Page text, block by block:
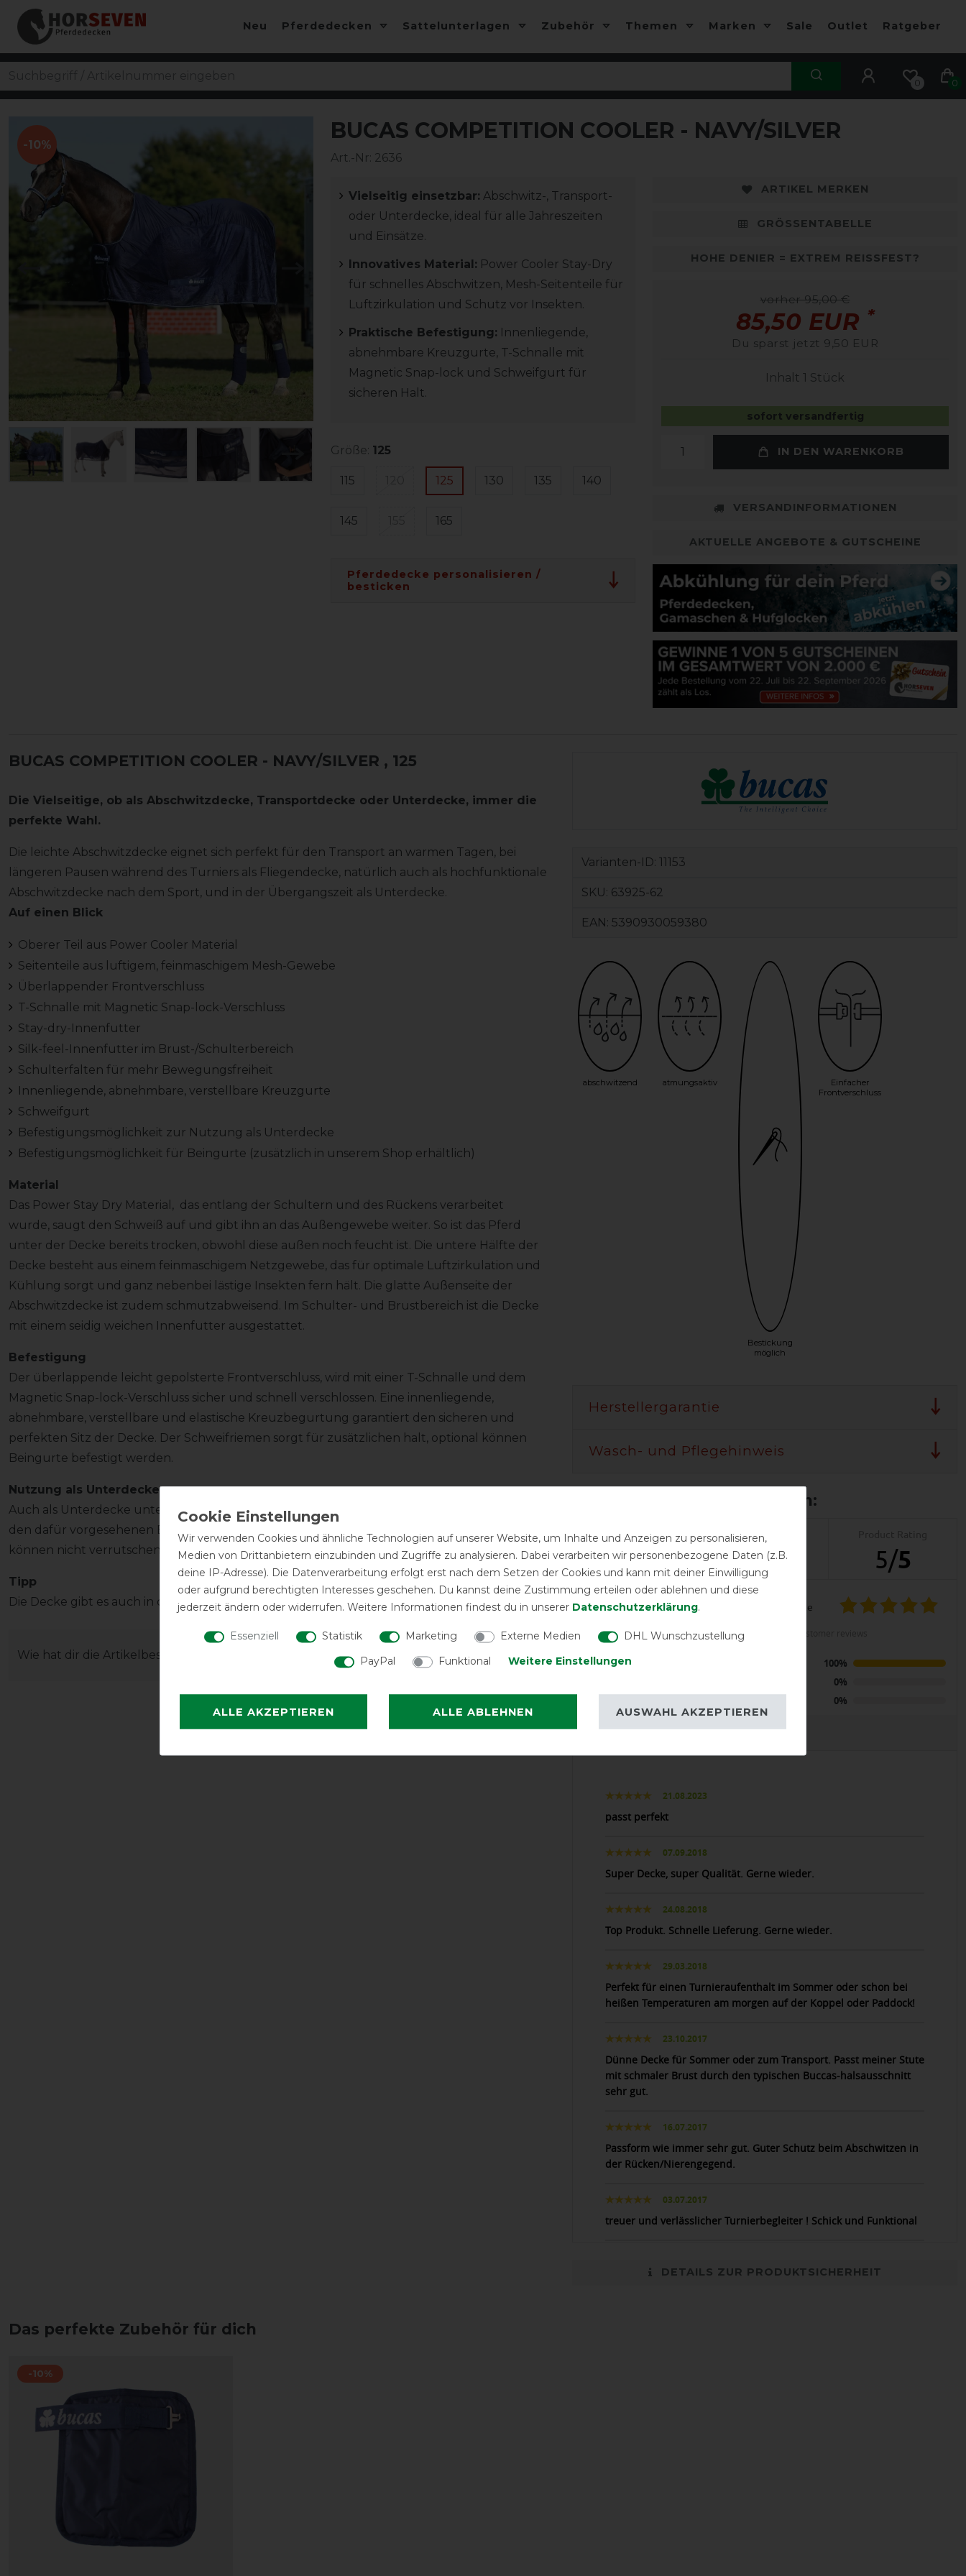
Neu Pferdedecken Sattelunterlagen Zubehör Themen Marken Sale Outlet Ratgeber
0 0
-10%
BUCAS COMPETITION COOLER - NAVY/SILVER
Art.-Nr: 2636
Vielseitig einsetzbar: Abschwitz-, Transport-
oder Unterdecke, ideal für alle Jahreszeiten
und Einsätze.
Innovatives Material: Power Cooler Stay-Dry
für schnelles Abschwitzen, Mesh-Seitenteile für
Luftzirkulation und Schutz vor Insekten.
Praktische Befestigung: Innenliegende,
abnehmbare Kreuzgurte, T-Schnalle mit
Magnetic Snap-lock und Schweifgurt für
sicheren Halt.
Größe: 125
115 125 130 135 140
145 165
Pferdedecke personalisieren /
besticken
ARTIKEL MERKEN
GRÖSSENTABELLE
HOHE DENIER = EXTREM REISSFEST?
vorher 95,00 €
85,50 EUR *
Du sparst jetzt 9,50 EUR
Inhalt 1 Stück
sofort versandfertig
IN DEN WARENKORB
VERSANDINFORMATIONEN
AKTUELLE ANGEBOTE & GUTSCHEINE
BUCAS COMPETITION COOLER - NAVY/SILVER , 125
Die Vielseitige, ob als Abschwitzdecke, Transportdecke oder Unterdecke, immer die
perfekte Wahl.
Die leichte Abschwitzdecke eignet sich perfekt für den Transport an warmen Tagen, bei
längeren Pausen während des Turniers als Fliegendecke, natürlich auch als hochfunktionale
Abschwitzdecke nach dem Sport, und in der Übergangszeit als Unterdecke.
Auf einen Blick
Oberer Teil aus Power Cooler Material
Seitenteile aus luftigem, feinmaschigem Mesh-Gewebe
Überlappender Frontverschluss
T-Schnalle mit Magnetic Snap-lock-Verschluss
Stay-dry-Innenfutter
Silk-feel-Innenfutter im Brust-/Schulterbereich
Schulterfalten für mehr Bewegungsfreiheit
Innenliegende, abnehmbare, verstellbare Kreuzgurte
Schweifgurt
Befestigungsmöglichkeit zur Nutzung als Unterdecke
Befestigungsmöglichkeit für Beingurte (zusätzlich in unserem Shop erhältlich)
Material
Das Power Stay Dry Material, das entlang der Schultern und des Rückens verarbeitet
wurde, saugt den Schweiß auf und gibt ihn an das Außengewebe weiter. So ist das Pferd
unter der Decke bereits trocken, obwohl diese außen noch feucht ist. Die untere Hälfte der
Decke besteht aus einem feinmaschigem Netzgewebe, das für optimale Luftzirkulation und
Kühlung sorgt und ganz nebenbei lästige Insekten fern hält. Die glatte Außenseite der
Abschwitzdecke ist zudem schmutzabweisend. Im Schulter- und Brustbereich ist die Decke
mit einem seidig weichen Innenfutter ausgestattet.
Befestigung
Der überlappende leicht gepolsterte Frontverschluss, wird mit einer T-Schnalle und dem
Magnetic Snap-lock-Verschluss sicher und schnell verschlossen. Eine innenliegende,
abnehmbare, verstellbare und elastische Kreuzbegurtung garantiert den sicheren und
perfekten Sitz der Decke. Der Schweifriemen sorgt für zusätzlichen halt, optional können
Beingurte befestigt werden.
Nutzung als Unterdecke
Auch als Unterdecke unter fast allen Bucas Outdoor- oder Stalldecken nutzbar. Einfach an
den dafür vorgesehenen Befestigungspunkten miteinander verbinden und die Decken
können nicht verrutschen.
Tipp
Die Decke gibt es auch in der Farbe schwarz.
Wie hat dir die Artikelbeschreibung gefallen?
Varianten-ID: 11153
SKU: 63925-62
EAN: 5390930059380
abschwitzend atmungsaktiv
Bestickung
möglich
Einfacher
Frontverschluss
Herstellergarantie
Wasch- und Pflegehinweis
Bucas Competition Cooler -
navy/silver
Product Reviews
7 5/5
product experience
calculated from 7 customer reviews
100%
0%
0%
LATEST REVIEWS
21.08.2023
passt perfekt
07.09.2018
Super Decke, super Qualität. Gerne wieder.
24.08.2018
Top Produkt. Schnelle Lieferung. Gerne wieder.
29.03.2018
Perfekt für einen Turnieraufenthalt im Sommer oder schon bei
heißen Temperaturen am morgen auf der Koppel oder Paddock!
23.10.2017
Dünne Decke für Sommer oder zum Transport. Passt meiner Stute
mit schmaler Brust durch den typischen Buccas-halsausschnitt
sehr gut.
16.07.2017
Passform wie immer sehr gut. Guter Schutz beim Abschwitzen in
der Rücken/Nierengegend.
03.07.2017
treuer und verlässlicher Turnierbegleiter ! Schick und Funktional
DETAILS ZUR PRODUKTSICHERHEIT
Das perfekte Zubehör für dich
-10%
Wir verwenden Cookies und ähnliche Technologien auf unserer Website, um Inhalte und Anzeigen zu personalisieren,
Medien von Drittanbietern einzubinden und Zugriffe zu analysieren. Dabei verarbeiten wir personenbezogene Daten (z.B.
deine IP-Adresse). Die Datenverarbeitung erfolgt erst nach dem Setzen der Cookies und kann mit deiner Einwilligung
oder aufgrund berechtigten Interesses geschehen. Du kannst deine Zustimmung erteilen oder ablehnen und diese
jederzeit ändern oder widerrufen. Weitere Informationen findest du in unserer Daten­schutz­erklärung.
Essenziell Statistik Marketing Externe Medien
DHL Wunschzustellung
PayPal
Funktional Weitere Einstellungen
ALLE AKZEPTIEREN ALLE ABLEHNEN AUSWAHL AKZEPTIEREN